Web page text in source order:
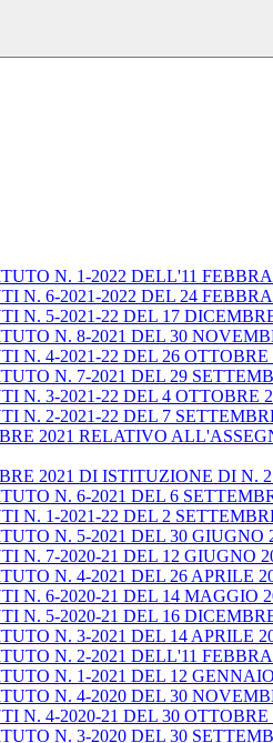
N. 1-2022 DELL'11
6-2021-2022 DEL 24
5-2021-22 DEL 17
N. 8-2021 DEL 30
4-2021-22 DEL 26 OTTOBRE
N. 7-2021 DEL 29
3-2021-22 DEL 4 OTTOBRE
2-2021-22 DEL 7
2021 RELATIVO
2021 DI ISTITUZIONE DI N. 2
N. 6-2021 DEL 6
1-2021-22 DEL 2
N. 5-2021 DEL 30 GIUGNO
7-2020-21 DEL 12 GIUGNO
N. 4-2021 DEL 26 APRILE
6-2020-21 DEL 14 MAGGIO
5-2020-21 DEL 16
N. 3-2021 DEL 14 APRILE
N. 2-2021 DELL'11
N. 1-2021 DEL 12 GENNAIO
N. 4-2020 DEL 30
4-2020-21 DEL 30 OTTOBRE
N. 3-2020 DEL 30